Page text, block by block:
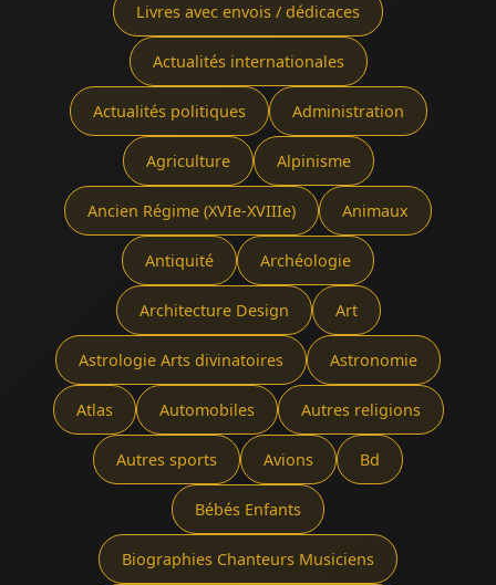
Livres avec envois / dédicaces
Actualités internationales
Actualités politiques Administration
Agriculture Alpinisme
Ancien Régime (XVIe-XVIIIe) Animaux
Antiquité Archéologie
Architecture Design Art
Astrologie Arts divinatoires Astronomie
Atlas Automobiles Autres religions
Autres sports Avions Bd
Bébés Enfants
Biographies Chanteurs Musiciens